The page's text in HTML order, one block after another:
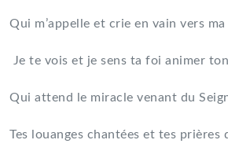
Qui m’appelle et crie en vain vers
Je te vois et je sens ta foi animer
Qui attend le miracle venant du
Tes louanges chantées et tes prières